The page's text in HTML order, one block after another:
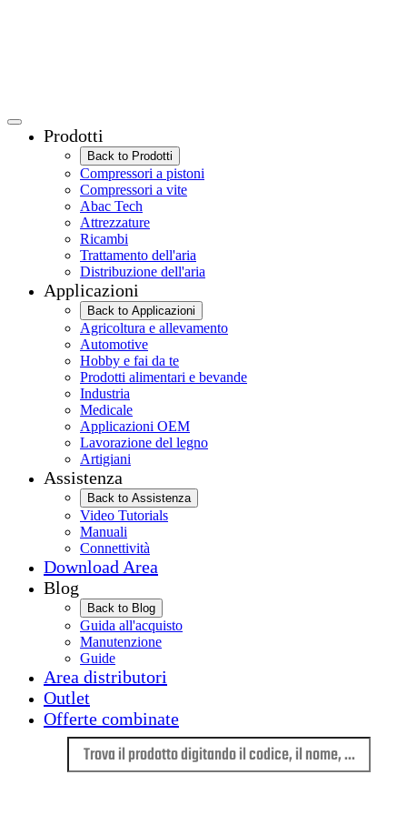
Prodotti
Back to Prodotti
Compressori a pistoni
Compressori a vite
Abac Tech
Attrezzature
Ricambi
Trattamento dell'aria
Distribuzione dell'aria
Applicazioni
Back to Applicazioni
Agricoltura e allevamento
Automotive
Hobby e fai da te
Prodotti alimentari e bevande
Industria
Medicale
Applicazioni OEM
Lavorazione del legno
Artigiani
Assistenza
Back to Assistenza
Video Tutorials
Manuali
Connettività
Download Area
Blog
Back to Blog
Guida all'acquisto
Manutenzione
Guide
Area distributori
Outlet
Offerte combinate